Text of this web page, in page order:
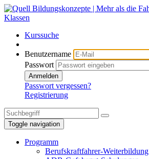
Kurssuche
Benutzername
Passwort
Anmelden
Passwort vergessen?
Registrierung
Toggle navigation
Programm
Berufskraftfahrer-Weiterbildung